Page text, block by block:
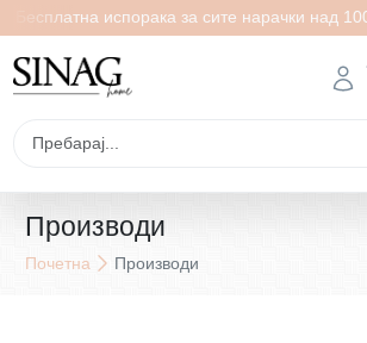
испорака за сите нарачки над 1000
Производи
Почетна Производи